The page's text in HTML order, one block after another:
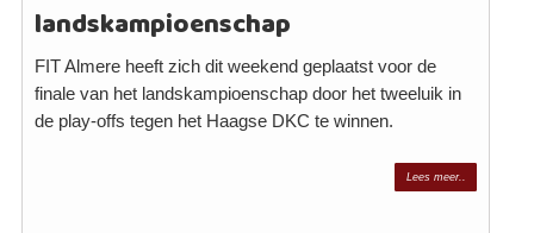
landskampioenschap
FIT Almere heeft zich dit weekend geplaatst voor de
finale van het landskampioenschap door het tweeluik in
de play-offs tegen het Haagse DKC te winnen.
Lees meer..